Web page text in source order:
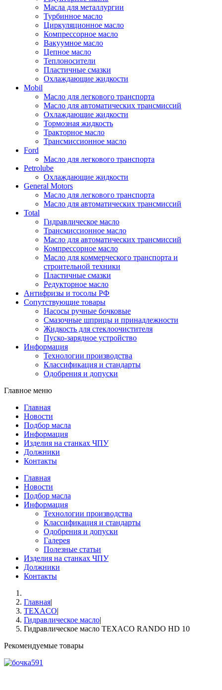
Масла для металлургии
Турбинное масло
Циркуляционное масло
Компрессорное масло
Вакуумное масло
Цепное масло
Теплоносители
Пластичные смазки
Охлаждающие жидкости
Mobil
Масло для легкового транспорта
Масло для автоматических трансмиссий
Охлаждающие жидкости
Тормозная жидкость
Тракторное масло
Трансмиссионное масло
Ford
Масло для легкового транспорта
Petrolube
Охлаждающие жидкости
General Motors
Масло для легкового транспорта
Масло для автоматических трансмиссий
Total
Гидравлическое масло
Трансмиссионное масло
Масло для автоматических трансмиссий
Компрессорное масло
Масло для коммерческого транспорта и
строительной техники
Пластичные смазки
Редукторное масло
Антифризы и тосолы РФ
Сопутствующие товары
Насосы ручные бочковые
Смазочные шприцы и принадлежности
Жидкость для стеклоочистителя
Пуско-зарядное устройство
Информация
Технологии производства
Классификация и стандарты
Одобрения и допуски
Главное меню
Главная
Новости
Подбор масла
Информация
Изделия на станках ЧПУ
Должники
Контакты
Главная
Новости
Подбор масла
Информация
Технологии производства
Классификация и стандарты
Одобрения и допуски
Галерея
Полезные статьи
Изделия на станках ЧПУ
Должники
Контакты
Главная|
TEXACO|
Гидравлическое масло|
Гидравлическое масло TEXACO RANDO HD 10
Рекомендуемые товары